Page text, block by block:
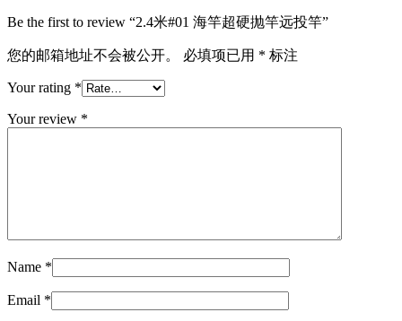
Be the first to review “2.4米#01 海竿超硬抛竿远投竿”
您的邮箱地址不会被公开。 必填项已用 * 标注
Your rating *
Your review *
Name *
Email *